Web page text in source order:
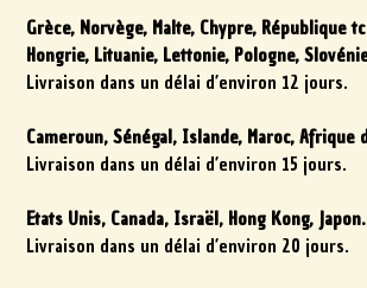
Grèce, Norvège, Malte, Chypre, République
Hongrie, Lituanie, Lettonie, Pologne,
Livraison dans un délai d’environ 12 jours.
Cameroun, Sénégal, Islande, Maroc, Afrique
Livraison dans un délai d’environ 15 jours.
Etats Unis, Canada, Israël, Hong Kong, Japon.
Livraison dans un délai d’environ 20 jours.